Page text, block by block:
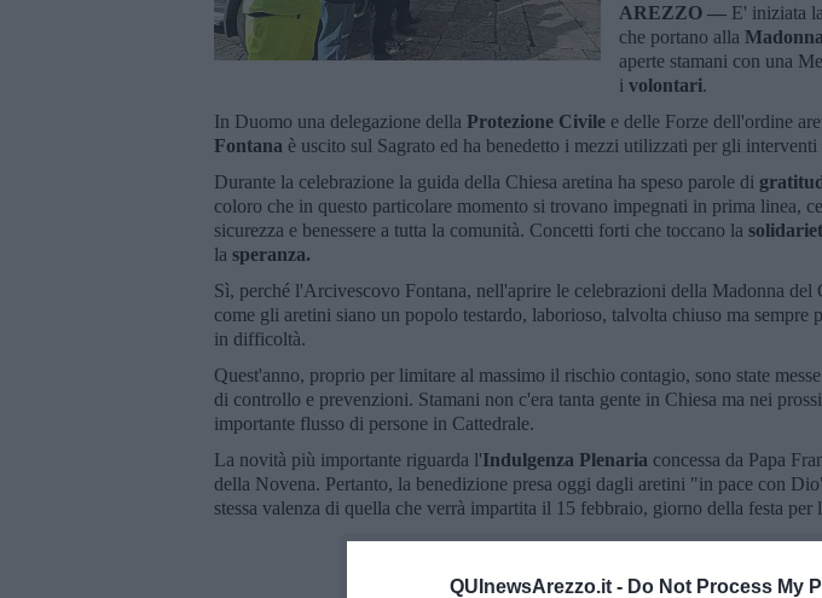
QUInewsArezzo.it - Do Not Process My
AREZZO — E' iniziata la
che portano alla
aperte stamani con una
i volontari.
In Duomo una delegazione della Protezione Civile e delle Forze dell'ordine
Fontana è uscito sul Sagrato ed ha benedetto i mezzi utilizzati per gli interventi
Durante la celebrazione la guida della Chiesa aretina ha speso parole di
coloro che in questo particolare momento si trovano impegnati in prima linea,
sicurezza e benessere a tutta la comunità. Concetti forti che toccano la
la speranza.
Sì, perché l'Arcivescovo Fontana, nell'aprire le celebrazioni della Madonna del
come gli aretini siano un popolo testardo, laborioso, talvolta chiuso ma sempre
in difficoltà.
Quest'anno, proprio per limitare al massimo il rischio contagio, sono state
di controllo e prevenzioni. Stamani non c'era tanta gente in Chiesa ma nei
importante flusso di persone in Cattedrale.
La novità più importante riguarda l'Indulgenza Plenaria concessa da Papa
della Novena. Pertanto, la benedizione presa oggi dagli aretini "in pace con
stessa valenza di quella che verrà impartita il 15 febbraio, giorno della festa per